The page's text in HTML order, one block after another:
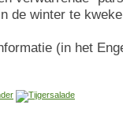
de winter te
(in het